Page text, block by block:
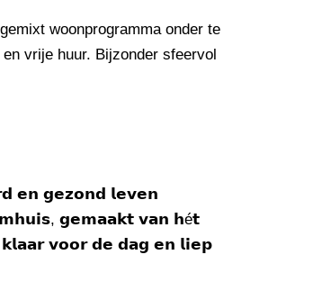
woonprogramma onder te
vrije huur. Bijzonder sfeervol
𝗲𝗻 𝗴𝗲𝘇𝗼𝗻𝗱 𝗹𝗲𝘃𝗲𝗻
𝗴𝗲𝗺𝗮𝗮𝗸𝘁 𝘃𝗮𝗻 𝗵é𝘁
𝘃𝗼𝗼𝗿 𝗱𝗲 𝗱𝗮𝗴 𝗲𝗻 𝗹𝗶𝗲𝗽